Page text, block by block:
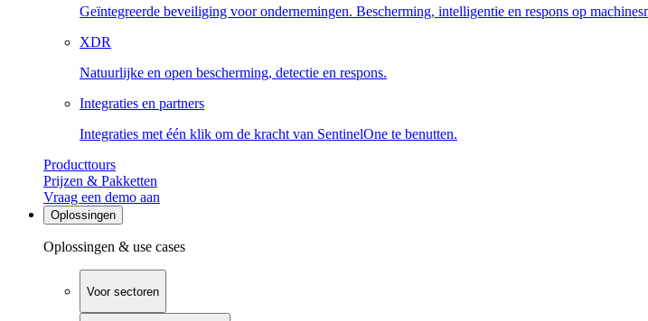
Geïntegreerde beveiliging voor ondernemingen. Bescherming, intelligentie en respons op
XDR
Natuurlijke en open bescherming, detectie en respons.
Integraties en partners
Integraties met één klik om de kracht van SentinelOne te benutten.
Producttours
Prijzen & Pakketten
Vraag een demo aan
Oplossingen
Oplossingen & use cases
Voor sectoren